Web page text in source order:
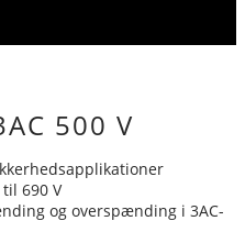
500 V
690 V
og overspænding i 3AC-